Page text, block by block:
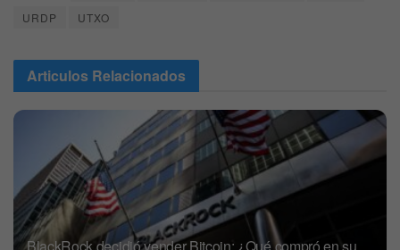
URDP
UTXO
Articulos Relacionados
BlackRock decidió vender Bitcoin: ¿Qué compró en su